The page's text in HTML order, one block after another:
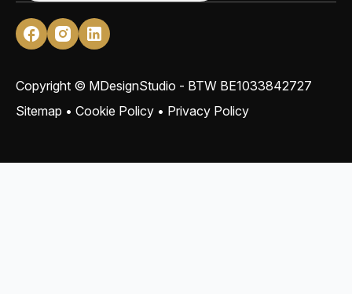
Copyright © MDesignStudio - BTW BE1033842727
Sitemap • Cookie Policy • Privacy Policy